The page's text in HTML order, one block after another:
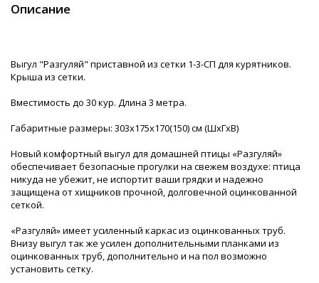
Описание
Выгул "Разгуляй" приставной из сетки 1-3-СП для курятников.
Крыша из сетки.
Вместимость до 30 кур. Длина 3 метра.
Габаритные размеры: 303х175х170(150) см (ШхГхВ)
Новый комфортный выгул для домашней птицы «Разгуляй»
обеспечивает безопасные прогулки на свежем воздухе: птица
никуда не убежит, не испортит ваши грядки и надежно
защищена от хищников прочной, долговечной оцинкованной
сеткой.
«Разгуляй» имеет усиленный каркас из оцинкованных труб.
Внизу выгул так же усилен дополнительными планками из
оцинкованных труб, дополнительно и на пол возможно
установить сетку.